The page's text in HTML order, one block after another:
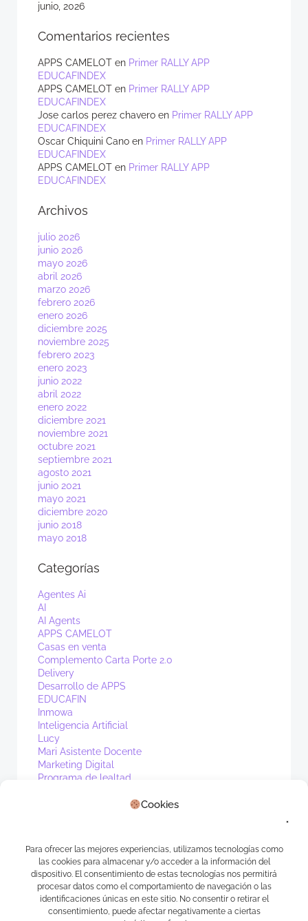
Cookies
Para ofrecer las mejores experiencias, utilizamos tecnologías como
las cookies para almacenar y/o acceder a la información del
dispositivo. El consentimiento de estas tecnologías nos permitirá
procesar datos como el comportamiento de navegación o las
identificaciones únicas en este sitio. No consentir o retirar el
consentimiento, puede afectar negativamente a ciertas
junio, 2026
Comentarios recientes
APPS CAMELOT en Primer RALLY APP
EDUCAFINDEX
APPS CAMELOT en Primer RALLY APP
EDUCAFINDEX
Jose carlos perez chavero en Primer RALLY APP
EDUCAFINDEX
Oscar Chiquini Cano en Primer RALLY APP
EDUCAFINDEX
APPS CAMELOT en Primer RALLY APP
EDUCAFINDEX
Archivos
julio 2026
junio 2026
mayo 2026
abril 2026
marzo 2026
febrero 2026
enero 2026
diciembre 2025
noviembre 2025
febrero 2023
enero 2023
junio 2022
abril 2022
enero 2022
diciembre 2021
noviembre 2021
octubre 2021
septiembre 2021
agosto 2021
junio 2021
mayo 2021
diciembre 2020
junio 2018
mayo 2018
Categorías
Agentes Ai
AI
AI Agents
APPS CAMELOT
Casas en venta
Complemento Carta Porte 2.0
Delivery
Desarrollo de APPS
EDUCAFIN
Inmowa
Inteligencia Artificial
Lucy
Mari Asistente Docente
Marketing Digital
Programa de lealtad
WhatsApp
Meta
Acceder
Feed de entradas